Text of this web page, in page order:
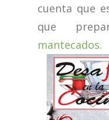
cuenta que
que
mantecados.